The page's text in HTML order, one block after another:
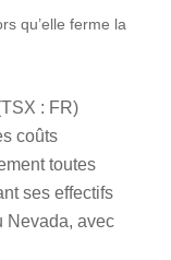
qu’elle ferme la
: FR)
coûts
toutes
ses effectifs
Nevada, avec